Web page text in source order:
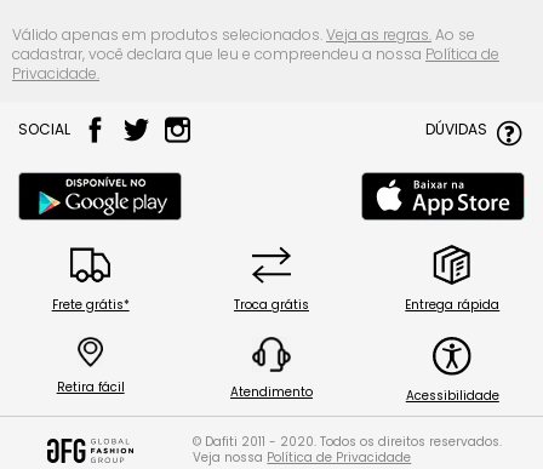
Válido apenas em produtos selecionados.Veja as regras.Ao se
cadastrar, você declara que leu e compreendeu a nossa Política de
Privacidade.
SOCIAL DÚVIDAS
Frete grátis* Troca grátis Entrega rápida
Retira fácil Atendimento Acessibilidade
© Dafiti 2011 - 2020. Todos os direitos reservados.
Veja nossa Política de Privacidade